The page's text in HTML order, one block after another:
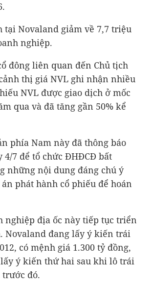
tại Novaland giảm về 7,7 triệu
nghiệp.
đông liên quan đến Chủ tịch
thị giá NVL ghi nhận nhiều
NVL được giao dịch ở mốc
qua và đã tăng gần 50% kể
phía Nam này đã thông báo
4/7 để tổ chức ĐHĐCĐ bất
những nội dung đáng chú ý
phát hành cổ phiếu để hoán
nghiệp địa ốc này tiếp tục triển
Novaland đang lấy ý kiến trái
có mệnh giá 1.300 tỷ đồng,
ý kiến thứ hai sau khi lô trái
đó.